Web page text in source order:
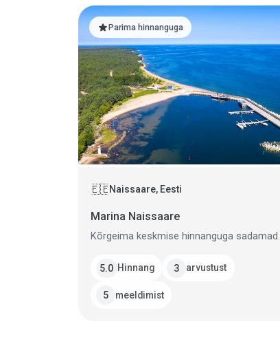
starParima hinnanguga
🇪🇪Naissaare, Eesti
Marina Naissaare
Kõrgeima keskmise hinnanguga sadamad.
5.0 Hinnang 3 arvustust
5 meeldimist